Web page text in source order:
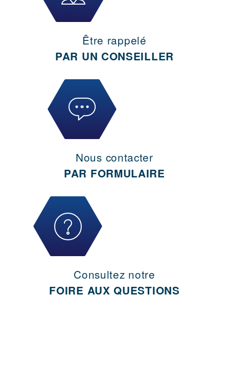
Être rappelé
PAR UN CONSEILLER
Nous contacter
PAR FORMULAIRE
Consultez notre
FOIRE AUX QUESTIONS